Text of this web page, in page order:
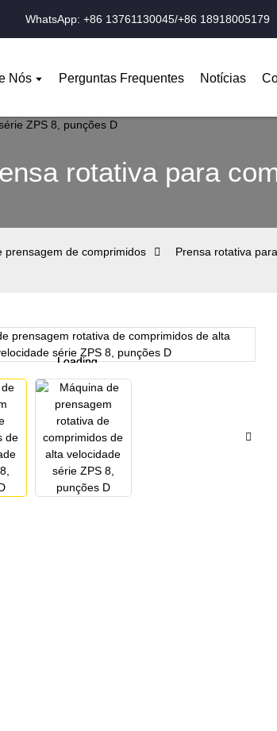
WhatsApp: +86 13761130045/+86 18918005179
Nós Perguntas Frequentes Notícias
rotativa para
prensagem de comprimidos Prensa rotativa
Loading...
Loading...